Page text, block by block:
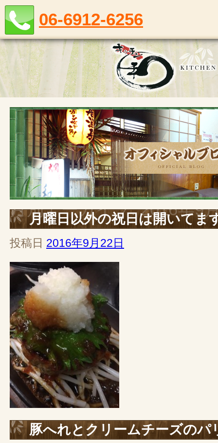
06-6912-6256
月別アーカイブ:2016年9
月曜日以外の祝日は開いてま
投稿日 2016年9月22日
豚へれとクリームチーズのパ